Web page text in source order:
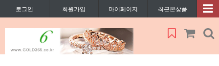
로그인 회원가입 마이페이지 최근본상품